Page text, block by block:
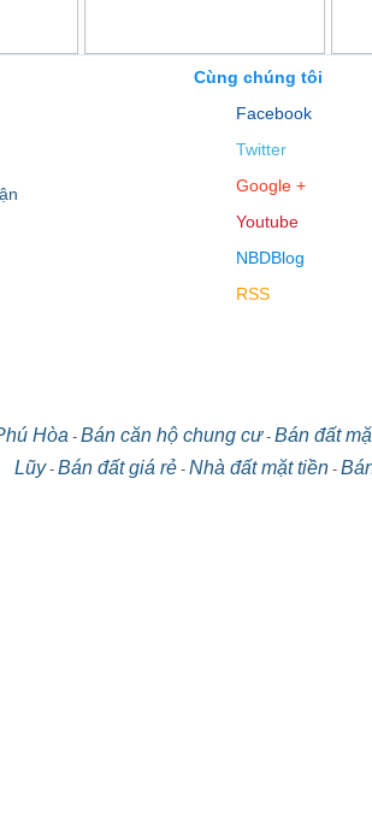
Cùng chúng tôi
Facebook
Twitter
Google +
Youtube
NBDBlog
RSS
Hòa - Bán căn hộ chung cư- Bán đất
Lũy- Bán đất giá rẻ- Nhà đất mặt tiền-